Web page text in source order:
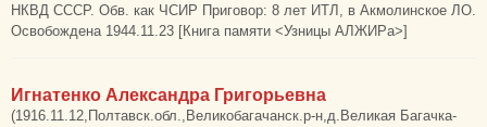
НКВД СССР. Обв. как ЧСИР Приговор: 8 лет ИТЛ, в Акмолинское ЛО.
Освобождена 1944.11.23 [Книга памяти <Узницы АЛЖИРа>]
Игнатенко Александра Григорьевна
(1916.11.12,Полтавск.обл.,Великобагачанск.р-н,д.Великая Багачка-